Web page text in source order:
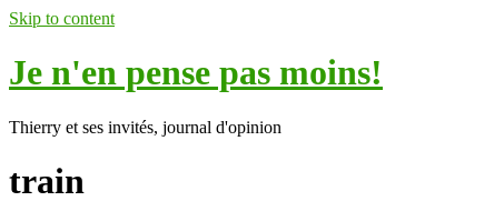
Skip to content
Je n'en pense pas moins!
Thierry et ses invités, journal d'opinion
train